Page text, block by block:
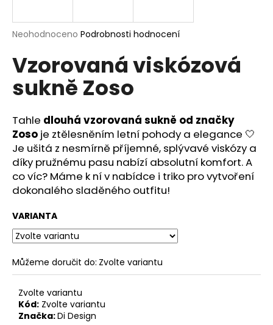
Průměrné
produktu
je
z
hvězdiček.
Neohodnoceno Podrobnosti hodnocení
Vzorovaná viskózová
sukně Zoso
Tahle dlouhá vzorovaná sukně od značky
Zoso je ztělesněním letní pohody a elegance 🤍
Je ušitá z nesmírně příjemné, splývavé viskózy a
díky pružnému pasu nabízí absolutní komfort. A
co víc? Máme k ní v nabídce i triko pro vytvoření
dokonalého sladěného outfitu!
VARIANTA
Můžeme doručit do: Zvolte variantu
Zvolte variantu
Kód: Zvolte variantu
Značka:Di Design
j
t
?
HLEDAT
D
p
o
r
u
č
u
e